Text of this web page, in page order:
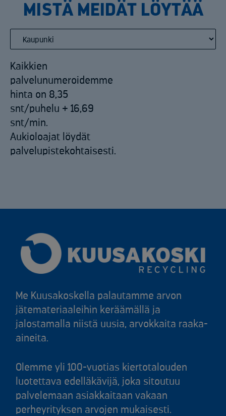
MISTÄ MEIDÄT LÖYTÄÄ
Kaikkien
palvelunumeroidemme
hinta on 8,35
snt/puhelu + 16,69
snt/min.
Aukioloajat löydät
palvelupistekohtaisesti.
Me Kuusakoskella palautamme arvon
jätemateriaaleihin keräämällä ja
jalostamalla niistä uusia, arvokkaita raaka-
aineita.
Olemme yli 100-vuotias kiertotalouden
luotettava edelläkävijä, joka sitoutuu
palvelemaan asiakkaitaan vakaan
perheyrityksen arvojen mukaisesti.